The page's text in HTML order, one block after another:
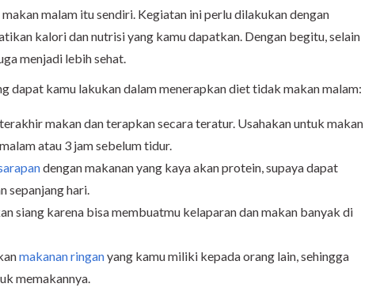
malam itu sendiri. Kegiatan ini perlu dilakukan dengan
kalori dan nutrisi yang kamu dapatkan. Dengan begitu, selain
menjadi lebih sehat.
dapat kamu lakukan dalam menerapkan diet tidak makan malam:
makan dan terapkan secara teratur. Usahakan untuk makan
atau 3 jam sebelum tidur.
dengan makanan yang kaya akan protein, supaya dapat
sepanjang hari.
siang karena bisa membuatmu kelaparan dan makan banyak di
makanan ringanyang kamu miliki kepada orang lain, sehingga
memakannya.